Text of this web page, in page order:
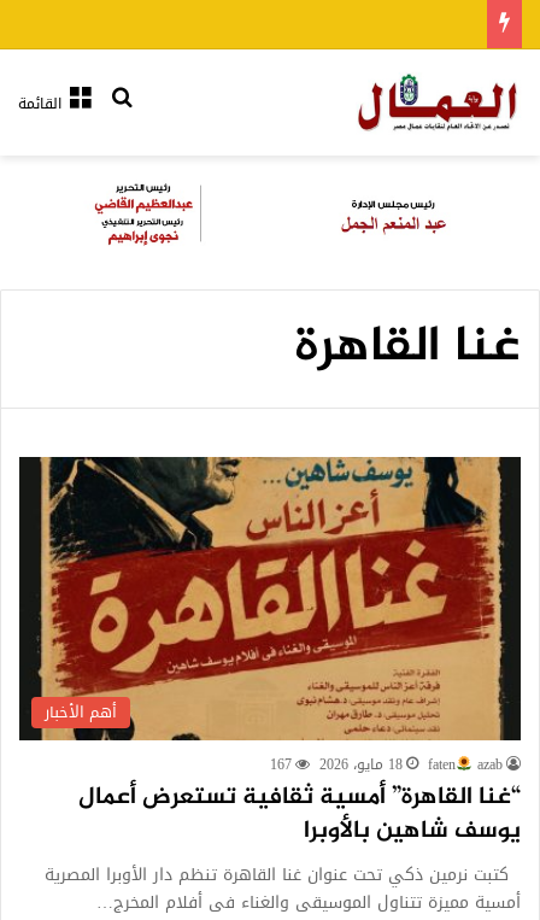
القائمةبحث عن
غنا القاهرة
أهم الأخبار
faten azab 18 مايو، 2026 167
“غنا القاهرة” أمسية ثقافية تستعرض أعمال
يوسف شاهين بالأوبرا
كتبت نرمين ذكي تحت عنوان غنا القاهرة تنظم دار الأوبرا المصرية
أمسية مميزة تتناول الموسيقى والغناء فى أفلام المخرج…